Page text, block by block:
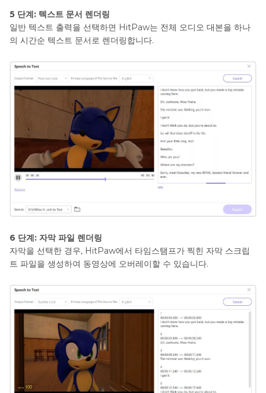
5 단계: 텍스트 문서 렌더링
일반 텍스트 출력을 선택하면 HitPaw는 전체 오디오 대본을 하나
의 시간순 텍스트 문서로 렌더링합니다.
6 단계: 자막 파일 렌더링
자막을 선택한 경우, HitPaw에서 타임스탬프가 찍힌 자막 스크립
트 파일을 생성하여 동영상에 오버레이할 수 있습니다.